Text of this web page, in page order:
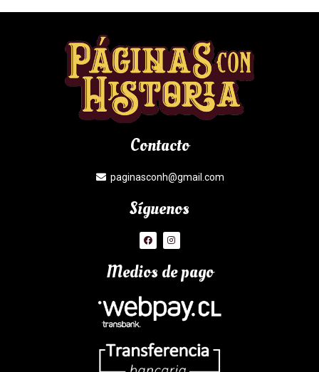
Contacto
paginasconh@gmail.com
Síguenos
Medios de pago